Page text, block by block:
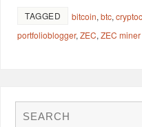
TAGGED bitcoin,btc,
portfolioblogger,ZEC,ZEC miner